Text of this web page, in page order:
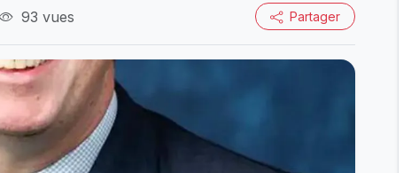
93 vues Partager